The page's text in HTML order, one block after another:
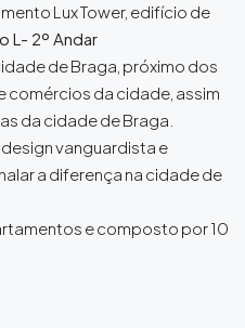
Lux Tower, edifício de
L- 2º Andar
de Braga, próximo dos
comércios da cidade, assim
da cidade de Braga.
vanguardista e
a diferença na cidade de
e composto por 10